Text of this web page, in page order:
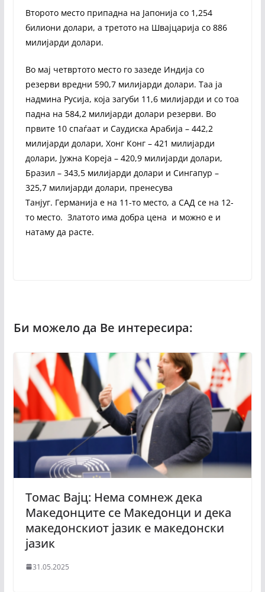
Второто место припадна на Јапонија со 1,254
билиони долари, а третото на Швајцарија со 886
милијарди долари.
Во мај четвртото место го зазеде Индија со
резерви вредни 590,7 милијарди долари. Таа ја
надмина Русија, која загуби 11,6 милијарди и со тоа
падна на 584,2 милијарди долари резерви. Во
првите 10 спаѓаат и Саудиска Арабија – 442,2
милијарди долари, Хонг Конг – 421 милијарди
долари, Јужна Кореја – 420,9 милијарди долари,
Бразил – 343,5 милијарди долари и Сингапур –
325,7 милијарди долари, пренесува
Танјуг. Германија е на 11-то место, а САД се на 12-
то место. Златото има добра цена и можно е и
натаму да расте.
Томас Вајц: Нема сомнеж дека
Македонците се Македонци и дека
македонскиот јазик е македонски
јазик
31.05.2025